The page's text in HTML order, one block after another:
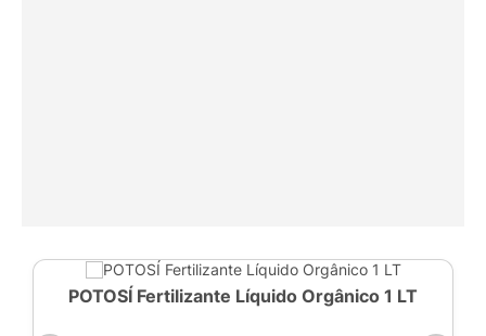
POTOSÍ Fertilizante Líquido Orgânico 1 LT